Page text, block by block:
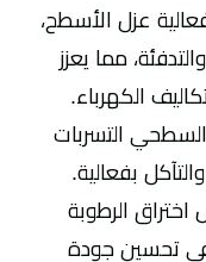
عزل الأسطح،
مما يعزز
الكهرباء.
السطحي التسربات
بفعالية.
الرطوبة
في تحسين جودة